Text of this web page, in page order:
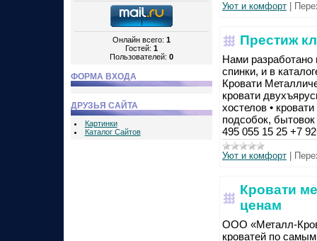
Онлайн всего: 1
Гостей: 1
Пользователей: 0
ФОРМА ВХОДА
ДРУЗЬЯ САЙТА
Картинки
Каталог Сайтов
Уют и комфорт
Престиж
Нами
спинки, и в
Кровати
кровати
хостелов •
подсобок,
495 055 15 25 +7
Уют и комфорт
Кровати
ценам
ООО «Металл-
кроватей по